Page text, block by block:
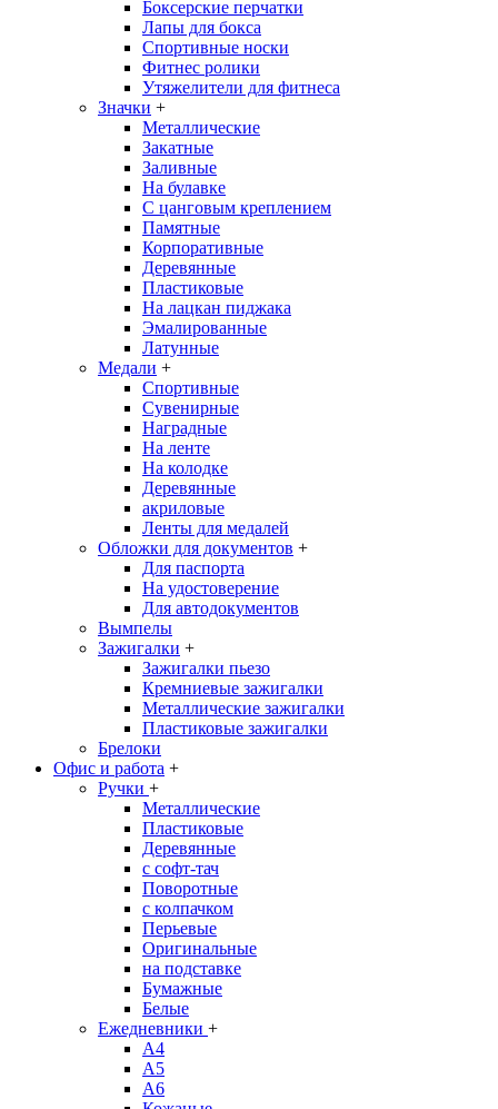
Боксерские перчатки
Лапы для бокса
Спортивные носки
Фитнес ролики
Утяжелители для фитнеса
Значки +
Металлические
Закатные
Заливные
На булавке
С цанговым креплением
Памятные
Корпоративные
Деревянные
Пластиковые
На лацкан пиджака
Эмалированные
Латунные
Медали +
Спортивные
Сувенирные
Наградные
На ленте
На колодке
Деревянные
акриловые
Ленты для медалей
Обложки для документов +
Для паспорта
На удостоверение
Для автодокументов
Вымпелы
Зажигалки +
Зажигалки пьезо
Кремниевые зажигалки
Металлические зажигалки
Пластиковые зажигалки
Брелоки
Офис и работа +
Ручки +
Металлические
Пластиковые
Деревянные
с софт-тач
Поворотные
с колпачком
Перьевые
Оригинальные
на подставке
Бумажные
Белые
Ежедневники +
A4
A5
A6